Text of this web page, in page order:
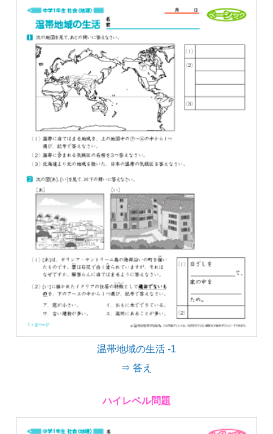
温帯地域の生活 -1
⇒ 答え
ハイレベル問題